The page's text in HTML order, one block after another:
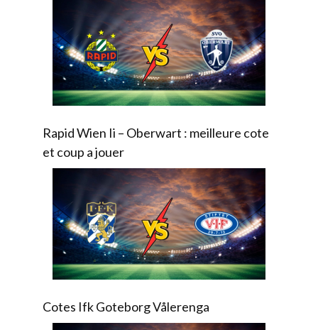
Rapid Wien Ii – Oberwart : meilleure cote
et coup a jouer
Cotes Ifk Goteborg Vålerenga